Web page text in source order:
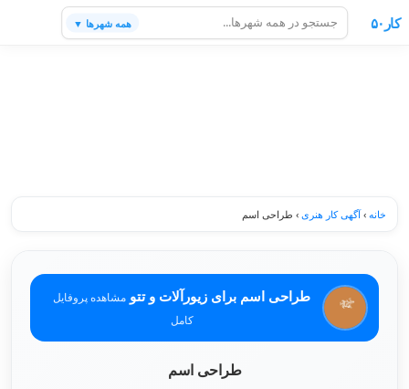
کار۵۰ همه شهرها ▼
خانه ›آگهی کار هنری › طراحی اسم
طراحی اسم برای زیورآلات و تتو مشاهده پروفایل
کامل
طراحی اسم